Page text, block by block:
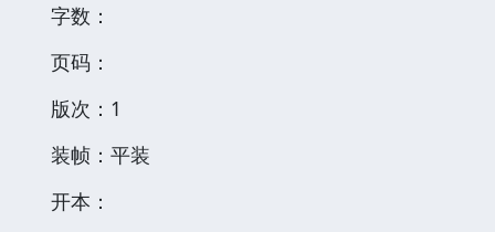
字数：
页码：
版次：1
装帧：平装
开本：